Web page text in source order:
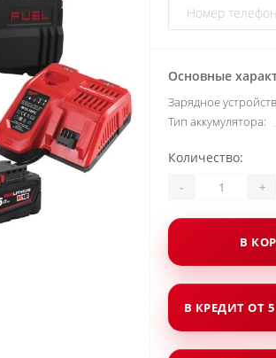
Основные
Зарядное
Тип аккумулятора:
Количество:
- +
В
В КРЕДИТ ОТ